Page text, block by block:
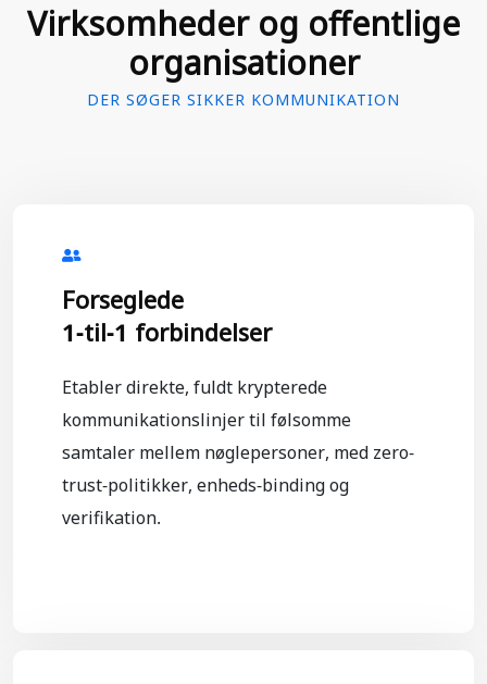
Virksomheder og offentlige
organisationer
DER SØGER SIKKER KOMMUNIKATION
Forseglede
1-til-1 forbindelser
Etabler direkte, fuldt krypterede
kommunikationslinjer til følsomme
samtaler mellem nøglepersoner, med zero-
trust-politikker, enheds-binding og
verifikation.